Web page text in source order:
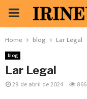
PRIMARY
MENU
Home blog Lar Legal
blog
Lar Legal
29 de abril de 2024 866